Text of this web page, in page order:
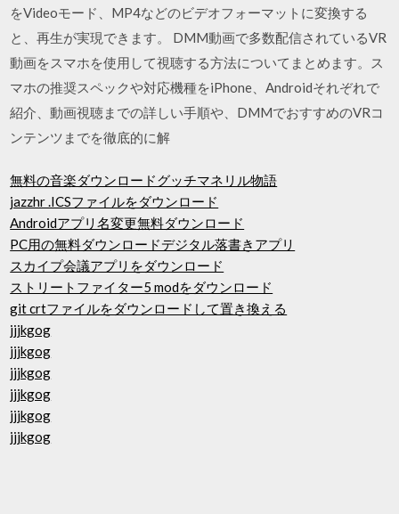
をVideoモード、MP4などのビデオフォーマットに変換する
と、再生が実現できます。 DMM動画で多数配信されているVR
動画をスマホを使用して視聴する方法についてまとめます。ス
マホの推奨スペックや対応機種をiPhone、Androidそれぞれで
紹介、動画視聴までの詳しい手順や、DMMでおすすめのVRコ
ンテンツまでを徹底的に解
無料の音楽ダウンロードグッチマネリル物語
jazzhr .ICSファイルをダウンロード
Androidアプリ名変更無料ダウンロード
PC用の無料ダウンロードデジタル落書きアプリ
スカイプ会議アプリをダウンロード
ストリートファイター5 modをダウンロード
git crtファイルをダウンロードして置き換える
jjjkgog
jjjkgog
jjjkgog
jjjkgog
jjjkgog
jjjkgog